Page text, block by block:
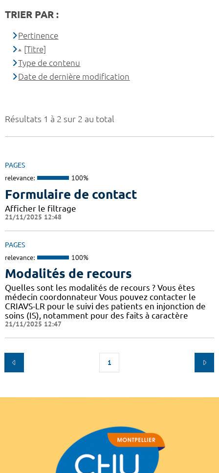
Résultats 1 à 2 sur 2 au total
PAGES
relevance: 100%
Formulaire de contact
Afficher le filtrage
21/11/2025 12:48
PAGES
relevance: 100%
Modalités de recours
Quelles sont les modalités de recours ? Vous êtes
médecin coordonnateur Vous pouvez contacter le
CRIAVS-LR pour le suivi des patients en injonction de
soins (IS), notamment pour des faits à caractère
21/11/2025 12:47
1
TRIER PAR :
Pertinence
[Titre]
Type de contenu
Date de dernière modification